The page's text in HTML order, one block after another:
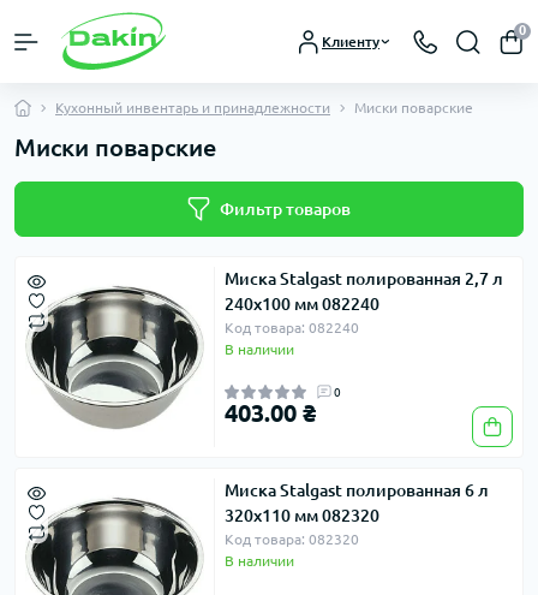
Клиенту
0
Кухонный инвентарь и принадлежности Миски поварские
Миски поварские
Фильтр товаров
Миска Stalgast полированная 2,7 л
240х100 мм 082240
Код товара: 082240
В наличии
0
403.00 ₴
Миска Stalgast полированная 6 л
320х110 мм 082320
Код товара: 082320
В наличии